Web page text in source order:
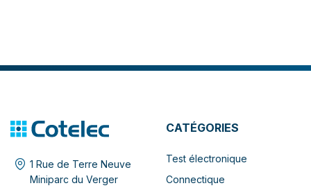
1 Rue de Terre Neuve
Miniparc du Verger
CATÉGORIES
Test électronique
Connectique